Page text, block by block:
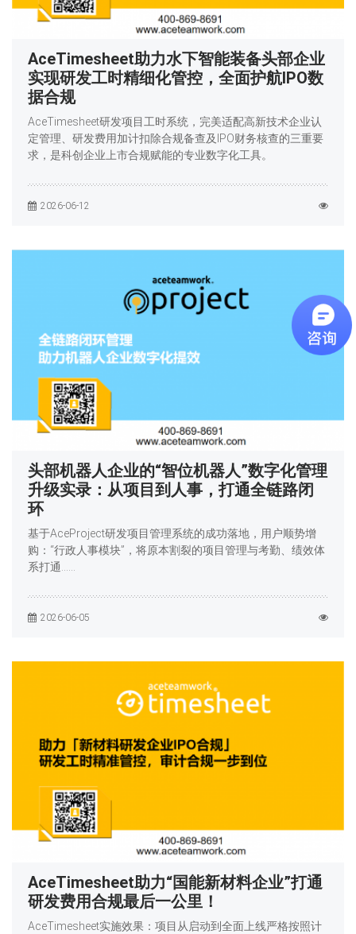
AceTimesheet助力水下智能装备头部企业
实现研发工时精细化管控，全面护航IPO数
据合规
AceTimesheet研发项目工时系统，完美适配高新技术企业认
定管理、研发费用加计扣除合规备查及IPO财务核查的三重要
求，是科创企业上市合规赋能的专业数字化工具。
2026-06-12
头部机器人企业的“智位机器人”数字化管理
升级实录：从项目到人事，打通全链路闭
环
基于AceProject研发项目管理系统的成功落地，用户顺势增
购：“行政人事模块”，将原本割裂的项目管理与考勤、绩效体
系打通……
2026-06-05
AceTimesheet助力“国能新材料企业”打通
研发费用合规最后一公里！
AceTimesheet实施效果：项目从启动到全面上线严格按照计